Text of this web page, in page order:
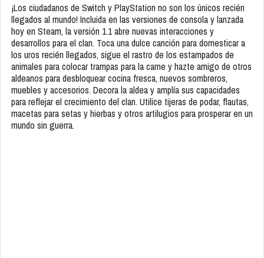
¡Los ciudadanos de Switch y PlayStation no son los únicos recién
llegados al mundo! Incluida en las versiones de consola y lanzada
hoy en Steam, la versión 1.1 abre nuevas interacciones y
desarrollos para el clan. Toca una dulce canción para domesticar a
los uros recién llegados, sigue el rastro de los estampados de
animales para colocar trampas para la carne y hazte amigo de otros
aldeanos para desbloquear cocina fresca, nuevos sombreros,
muebles y accesorios. Decora la aldea y amplía sus capacidades
para reflejar el crecimiento del clan. Utilice tijeras de podar, flautas,
macetas para setas y hierbas y otros artilugios para prosperar en un
mundo sin guerra.